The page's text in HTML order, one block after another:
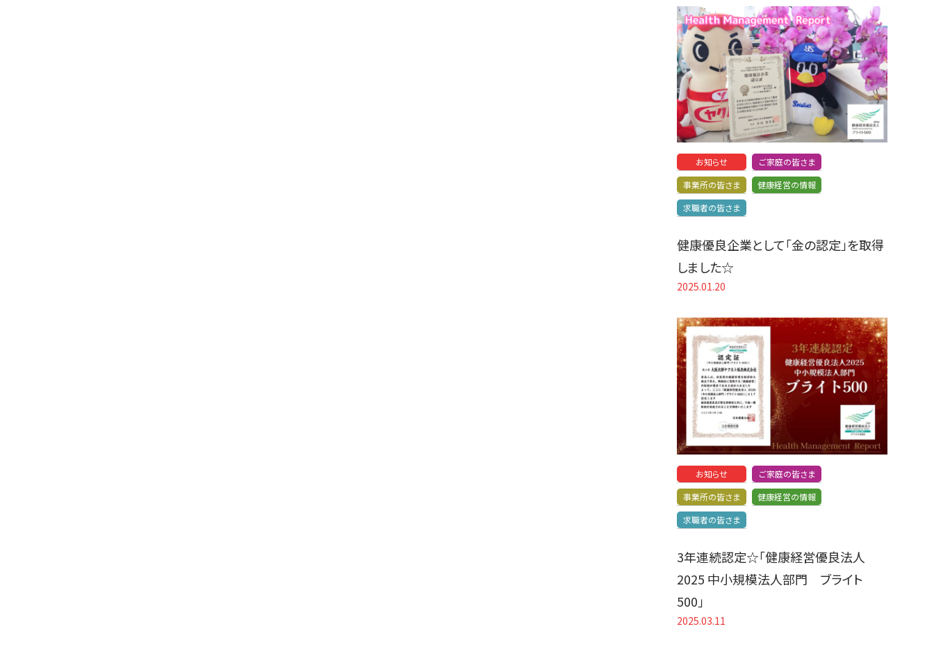
お知らせ
ご家庭の皆さま
事業所の皆さま
健康経営の情報
求職者の皆さま
健康優良企業として「金の認定」を取得
しました☆
2025.01.20
お知らせ
ご家庭の皆さま
事業所の皆さま
健康経営の情報
求職者の皆さま
3年連続認定☆「健康経営優良法人
2025 中小規模法人部門 ブライト
500」
2025.03.11